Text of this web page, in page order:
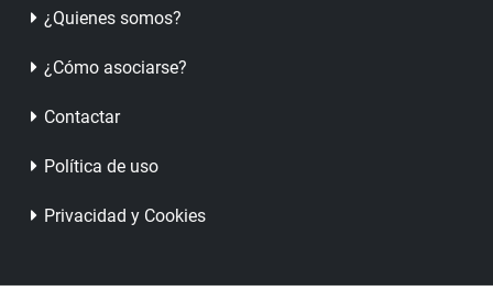
¿Quienes somos?
¿Cómo asociarse?
Contactar
Política de uso
Privacidad y Cookies